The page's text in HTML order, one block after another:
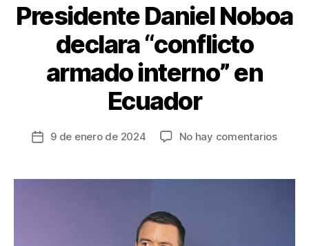
Presidente Daniel Noboa
declara “conflicto
armado interno” en
Ecuador
Fecha
entrada
9 de enero de 2024 No hay comentariosen
Noboa